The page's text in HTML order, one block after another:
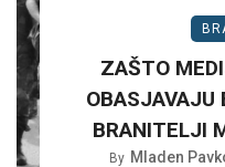
ZAŠTO
OBASJAVAJU
BRANITELJI
By Mladen